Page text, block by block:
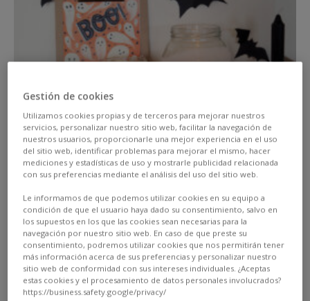
portacandele
Adoriamo Halloween! Ci consente di trasformarci in
misteriosi vampiri, simpatiche mummie o scheletri
ballerini.Decorare la casa per quest’occasione è
Gestión de cookies
Utilizamos cookies propias y de terceros para mejorar nuestros
servicios, personalizar nuestro sitio web, facilitar la navegación de
nuestros usuarios, proporcionarle una mejor experiencia en el uso
del sitio web, identificar problemas para mejorar el mismo, hacer
mediciones y estadísticas de uso y mostrarle publicidad relacionada
con sus preferencias mediante el análisis del uso del sitio web.
Le informamos de que podemos utilizar cookies en su equipo a
condición de que el usuario haya dado su consentimiento, salvo en
los supuestos en los que las cookies sean necesarias para la
navegación por nuestro sitio web. En caso de que preste su
consentimiento, podremos utilizar cookies que nos permitirán tener
más información acerca de sus preferencias y personalizar nuestro
sitio web de conformidad con sus intereses individuales. ¿Aceptas
estas cookies y el procesamiento de datos personales involucrados?
https://business.safety.google/privacy/